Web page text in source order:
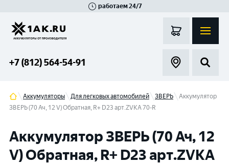
работаем 24/7
+7 (812) 564-54-91
Аккумуляторы Для легковых автомобилей ЗВЕРЬ
Аккумулятор
ЗВЕРЬ (70 Ач, 12 V) Обратная, R+ D23 арт.ZVKА 70-R
Аккумулятор ЗВЕРЬ (70 Ач, 12
V) Обратная, R+ D23 арт.ZVKА
Гатчина